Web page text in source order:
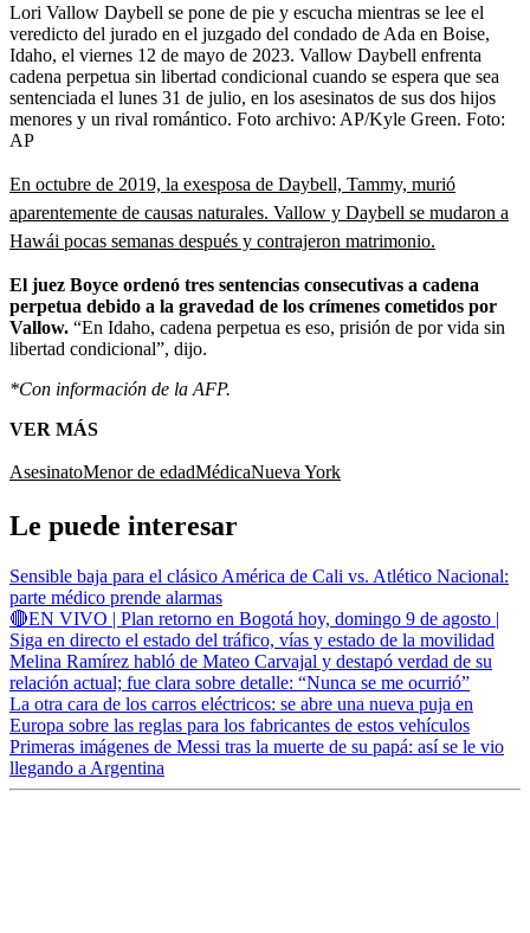
Lori Vallow Daybell se pone de pie y escucha mientras se lee el
veredicto del jurado en el juzgado del condado de Ada en Boise,
Idaho, el viernes 12 de mayo de 2023. Vallow Daybell enfrenta
cadena perpetua sin libertad condicional cuando se espera que sea
sentenciada el lunes 31 de julio, en los asesinatos de sus dos hijos
menores y un rival romántico. Foto archivo: AP/Kyle Green. Foto:
AP
En octubre de 2019, la exesposa de Daybell, Tammy, murió
aparentemente de causas naturales. Vallow y Daybell se mudaron a
Hawái pocas semanas después y contrajeron matrimonio.
El juez Boyce ordenó tres sentencias consecutivas a cadena
perpetua debido a la gravedad de los crímenes cometidos por
Vallow. “En Idaho, cadena perpetua es eso, prisión de por vida sin
libertad condicional”, dijo.
*Con información de la AFP.
VER MÁS
AsesinatoMenor de edadMédicaNueva York
Le puede interesar
Sensible baja para el clásico América de Cali vs. Atlético Nacional:
parte médico prende alarmas
🔴EN VIVO | Plan retorno en Bogotá hoy, domingo 9 de agosto |
Siga en directo el estado del tráfico, vías y estado de la movilidad
Melina Ramírez habló de Mateo Carvajal y destapó verdad de su
relación actual; fue clara sobre detalle: “Nunca se me ocurrió”
La otra cara de los carros eléctricos: se abre una nueva puja en
Europa sobre las reglas para los fabricantes de estos vehículos
Primeras imágenes de Messi tras la muerte de su papá: así se le vio
llegando a Argentina